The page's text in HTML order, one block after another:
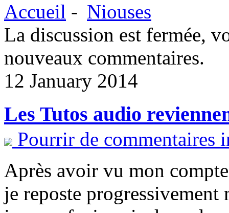
Accueil
Niouses
La discussion est fermée,
nouveaux commentaires.
12 January 2014
Les Tutos audio
Pourrir de commentaires
Après avoir vu mon
je reposte